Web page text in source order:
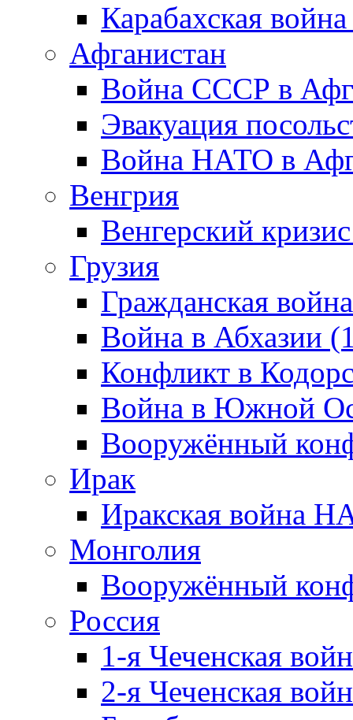
Карабахская
Афганистан
Война СССР в
Эвакуация
Война НАТО в
Венгрия
Венгерский
Грузия
Гражданская
Война в Абхазии
Конфликт в
Война в Южной
Вооружённый
Ирак
Иракская война
Монголия
Вооружённый
Россия
1-я Чеченская
2-я Чеченская